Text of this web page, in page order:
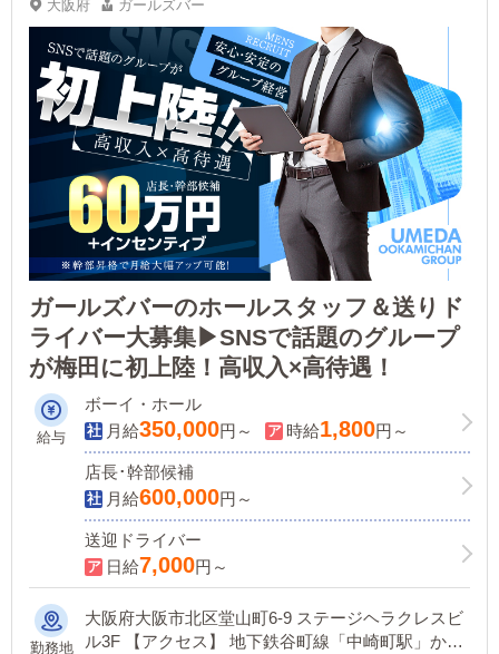
大阪府 ガールズバー
ガールズバーのホールスタッフ＆送りド
ライバー大募集▶SNSで話題のグループ
が梅田に初上陸！高収入×高待遇！
給与
ボーイ・ホール
月給350,000円～ 時給1,800円～
店長･幹部候補
月給600,000円～
送迎ドライバー
日給7,000円～
勤務地
大阪府大阪市北区堂山町6-9 ステージヘラクレスビ
ル3F 【アクセス】 地下鉄谷町線「中崎町駅」から